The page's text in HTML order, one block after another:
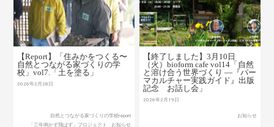
【Report】「住みかをつくる〜
自然とつながる家づくりの学
校」vol7.「土を塗る」
2026年2月28日
自然とつながる家づくりの学校report
「三年鳴かず飛ばず」プロジェクト
お知らせ
【終了しました】3月10日
（火）bioform cafe vol14「自然
と溶け合う世界づくり ―『パー
マカルチャー実践ガイド』出版
記念 お話し会」
2026年2月19日
お知らせ